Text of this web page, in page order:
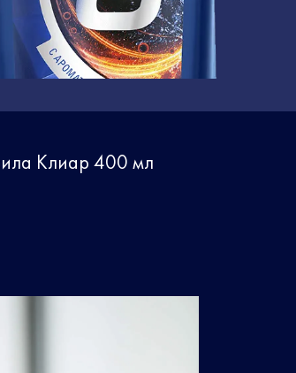
Клиар 400 мл